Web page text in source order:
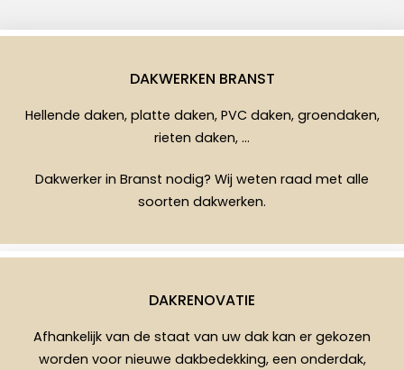
DAKWERKEN BRANST
Hellende daken, platte daken, PVC daken, groendaken,
rieten daken, …
Dakwerker in Branst nodig? Wij weten raad met alle
soorten dakwerken.
DAKRENOVATIE
Afhankelijk van de staat van uw dak kan er gekozen
worden voor nieuwe dakbedekking, een onderdak,